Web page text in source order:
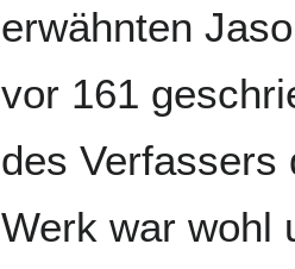
erwähnten
vor 161
des Verfassers
Werk war wohl